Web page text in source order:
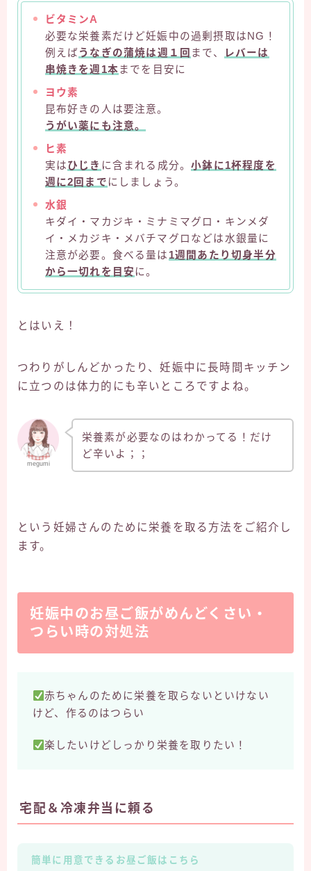
ビタミンA
必要な栄養素だけど妊娠中の過剰摂取はNG！
例えばうなぎの蒲焼は週１回 まで、
レバーは
串焼きを週1本までを目安に
ヨウ素
昆布好きの人は要注意。
うがい薬にも注意。
ヒ素
実はひじき に含まれる成分。小鉢に1杯程度を
週に2回までにしましょう。
水銀
キダイ・マカジキ・ミナミマグロ・キンメダ
イ・メカジキ・メバチマグロなどは水銀量に
注意が必要。食べる量は 1週間あたり切身半分
から一切れを目安に。
とはいえ！
つわりがしんどかったり、妊娠中に長時間キッチン
に立つのは体力的にも辛いところですよね。
megumi
栄養素が必要なのはわかってる！だけ
ど辛いよ；；
という妊婦さんのために栄養を取る方法をご紹介し
ます。
妊娠中のお昼ご飯がめんどくさい・
つらい時の対処法
赤ちゃんのために栄養を取らないといけない
けど、作るのはつらい
楽したいけどしっかり栄養を取りたい！
宅配＆冷凍弁当に頼る
簡単に用意できるお昼ご飯はこちら